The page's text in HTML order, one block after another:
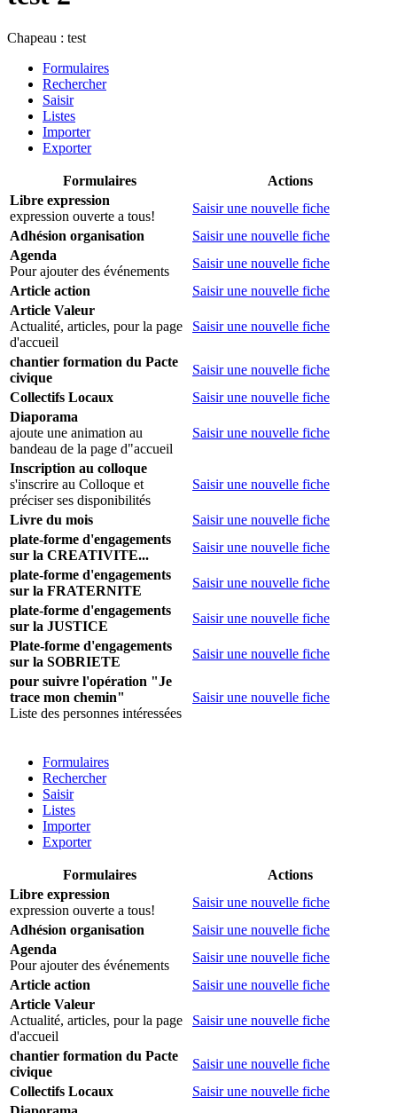
Chapeau : test
Formulaires
Rechercher
Saisir
Listes
Importer
Exporter
Formulaires
Actions
Libre expression
expression ouverte a tous!
Saisir une nouvelle fiche
Adhésion organisation
Saisir une nouvelle fiche
Agenda
Pour ajouter des événements
Saisir une nouvelle fiche
Article action
Saisir une nouvelle fiche
Article Valeur
Actualité, articles, pour la page
d'accueil
Saisir une nouvelle fiche
chantier formation du Pacte
civique
Saisir une nouvelle fiche
Collectifs Locaux
Saisir une nouvelle fiche
Diaporama
ajoute une animation au
bandeau de la page d"accueil
Saisir une nouvelle fiche
Inscription au colloque
s'inscrire au Colloque et
préciser ses disponibilités
Saisir une nouvelle fiche
Livre du mois
Saisir une nouvelle fiche
plate-forme d'engagements
sur la CREATIVITE...
Saisir une nouvelle fiche
plate-forme d'engagements
sur la FRATERNITE
Saisir une nouvelle fiche
plate-forme d'engagements
sur la JUSTICE
Saisir une nouvelle fiche
Plate-forme d'engagements
sur la SOBRIETE
Saisir une nouvelle fiche
pour suivre l'opération "Je
trace mon chemin"
Liste des personnes intéressées
Saisir une nouvelle fiche
Formulaires
Rechercher
Saisir
Listes
Importer
Exporter
Formulaires
Actions
Libre expression
expression ouverte a tous!
Saisir une nouvelle fiche
Adhésion organisation
Saisir une nouvelle fiche
Agenda
Pour ajouter des événements
Saisir une nouvelle fiche
Article action
Saisir une nouvelle fiche
Article Valeur
Actualité, articles, pour la page
d'accueil
Saisir une nouvelle fiche
chantier formation du Pacte
civique
Saisir une nouvelle fiche
Collectifs Locaux
Saisir une nouvelle fiche